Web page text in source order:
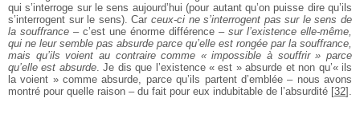
qui s’interroge sur le sens aujourd’hui (pour autant qu’on puisse dire qu’ils
s’interrogent sur le sens). Car ceux-ci ne s’interrogent pas sur le sens de
la souffrance – c’est une énorme différence – sur l’existence elle-même,
qui ne leur semble pas absurde parce qu’elle est rongée par la souffrance,
mais qu’ils voient au contraire comme « impossible à souffrir » parce
qu’elle est absurde. Je dis que l’existence « est » absurde et non qu’« ils
la voient » comme absurde, parce qu’ils partent d’emblée – nous avons
montré pour quelle raison – du fait pour eux indubitable de l’absurdité [32]